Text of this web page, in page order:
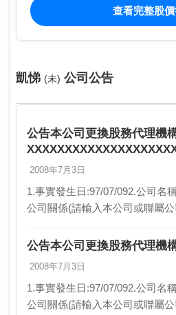
查看完整股
凱悌 (未) 公司公告
公告本公司更換股務代理機
2008年7月3日
1.事實發生日:97/07/092.公司名
公司關係(請輸入本公司或聯屬
本公司更換股務代理機…
公告本公司更換股務代理機
2008年7月3日
1.事實發生日:97/07/092.公司名
公司關係(請輸入本公司或聯屬